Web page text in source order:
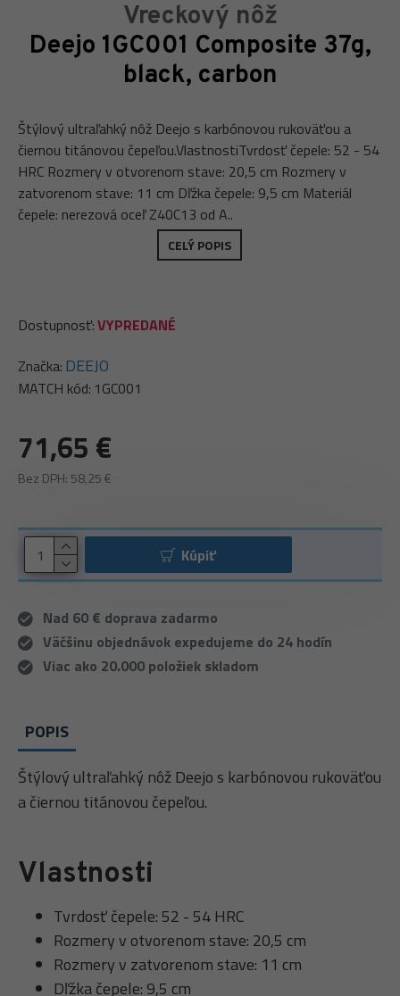
Vreckový nôž
Deejo 1GC001 Composite 37g,
black, carbon
Štýlový ultraľahký nôž Deejo s karbónovou rukoväťou a
čiernou titánovou čepeľou.VlastnostiTvrdosť čepele: 52 - 54
HRC Rozmery v otvorenom stave: 20,5 cm Rozmery v
zatvorenom stave: 11 cm Dľžka čepele: 9,5 cm Materiál
čepele: nerezová oceľ Z40C13 od A..
CELÝ POPIS
71,65 €
Bez DPH: 58,25 €
Dostupnosť:VYPREDANÉ
Značka: DEEJO
MATCH kód: 1GC001
Kúpiť
Nad 60 € doprava zadarmo
Väčšinu objednávok expedujeme do 24 hodín
Viac ako 20.000 položiek skladom
POPIS
Štýlový ultraľahký nôž Deejo s karbónovou rukoväťou
a čiernou titánovou čepeľou.
Vlastnosti
Tvrdosť čepele: 52 - 54 HRC
Rozmery v otvorenom stave: 20,5 cm
Rozmery v zatvorenom stave: 11 cm
Dľžka čepele: 9,5 cm